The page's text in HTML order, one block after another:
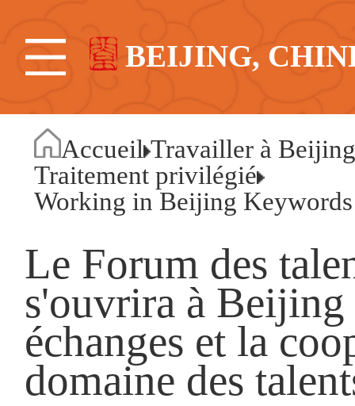
BEIJING,
Accueil Travailler à
Traitement privilégié
Working in Beijing
Le Forum des
s'ouvrira à
échanges et la
domaine des